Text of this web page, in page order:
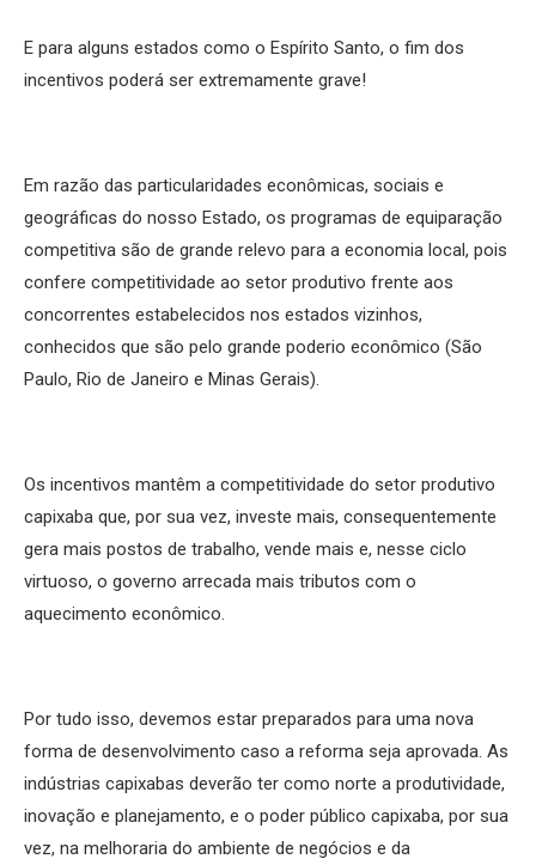
E para alguns estados como o Espírito Santo, o fim dos
incentivos poderá ser extremamente grave!
Em razão das particularidades econômicas, sociais e
geográficas do nosso Estado, os programas de equiparação
competitiva são de grande relevo para a economia local, pois
confere competitividade ao setor produtivo frente aos
concorrentes estabelecidos nos estados vizinhos,
conhecidos que são pelo grande poderio econômico (São
Paulo, Rio de Janeiro e Minas Gerais).
Os incentivos mantêm a competitividade do setor produtivo
capixaba que, por sua vez, investe mais, consequentemente
gera mais postos de trabalho, vende mais e, nesse ciclo
virtuoso, o governo arrecada mais tributos com o
aquecimento econômico.
Por tudo isso, devemos estar preparados para uma nova
forma de desenvolvimento caso a reforma seja aprovada. As
indústrias capixabas deverão ter como norte a produtividade,
inovação e planejamento, e o poder público capixaba, por sua
vez, na melhoraria do ambiente de negócios e da